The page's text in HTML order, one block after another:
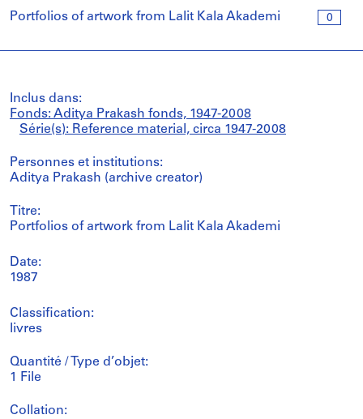
0
Portfolios of artwork from Lalit Kala Akademi
Inclus dans:
Fonds: Aditya Prakash fonds, 1947-2008
Série(s): Reference material, circa 1947-2008
Personnes et institutions:
Aditya Prakash (archive creator)
Titre:
Portfolios of artwork from Lalit Kala Akademi
Date:
1987
Classification:
livres
Quantité / Type d’objet:
1 File
Collation: